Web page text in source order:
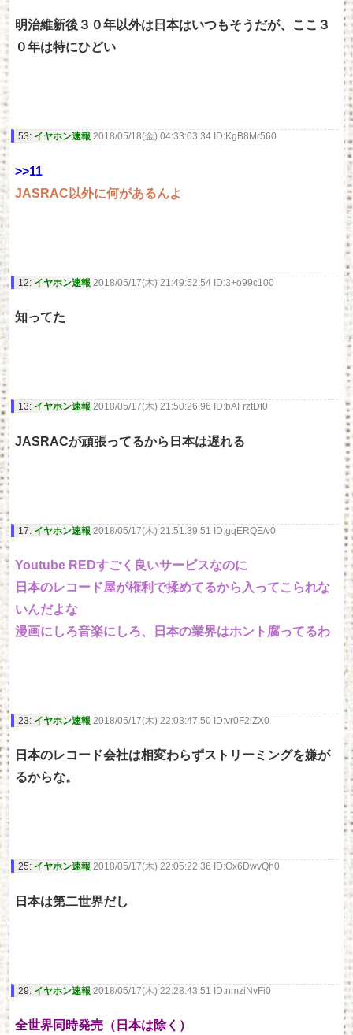
明治維新後３０年以外は日本はいつもそうだが、ここ３
０年は特にひどい
53: イヤホン速報 2018/05/18(金) 04:33:03.34 ID:KgB8Mr560
>>11
JASRAC以外に何があるんよ
12: イヤホン速報 2018/05/17(木) 21:49:52.54 ID:3+o99c100
知ってた
13: イヤホン速報 2018/05/17(木) 21:50:26.96 ID:bAFrztDf0
JASRACが頑張ってるから日本は遅れる
17: イヤホン速報 2018/05/17(木) 21:51:39.51 ID:gqERQE/v0
Youtube REDすごく良いサービスなのに
日本のレコード屋が権利で揉めてるから入ってこられな
いんだよな
漫画にしろ音楽にしろ、日本の業界はホント腐ってるわ
23: イヤホン速報 2018/05/17(木) 22:03:47.50 ID:vr0F2lZX0
日本のレコード会社は相変わらずストリーミングを嫌が
るからな。
25: イヤホン速報 2018/05/17(木) 22:05:22.36 ID:Ox6DwvQh0
日本は第二世界だし
29: イヤホン速報 2018/05/17(木) 22:28:43.51 ID:nmziNvFi0
全世界同時発売（日本は除く）